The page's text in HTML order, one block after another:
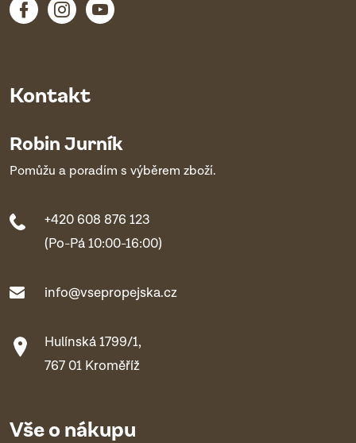
Kontakt
Robin Jurník
Pomůžu a poradím s výběrem zboží.
+420 608 876 123
(Po-Pá 10:00-16:00)
info@vsepropejska.cz
Hulínská 1799/1,
767 01 Kroměříž
Vše o nákupu